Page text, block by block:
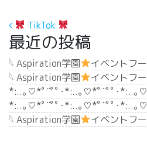
投稿ナビゲーシ
TikTok
最近の投稿
𓆩 Aspiration学園
イベントフ
𓆩 Aspiration学園
イベントフ
*:..｡♡*ﾟ¨ﾟﾟ･*:..｡♡*ﾟ¨ﾟﾟ･*:..｡
*:..｡♡*ﾟ¨ﾟﾟ･*:..｡♡*ﾟ¨ﾟﾟ･*:..｡
𓆩 Aspiration学園
イベントフ